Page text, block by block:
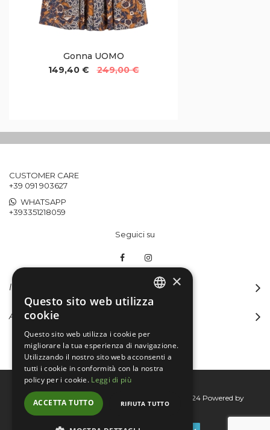
Gonna UOMO
149,40 €
249,00 €
CUSTOMER CARE
+39 091 903627
WHATSAPP
+393351218059
Seguici su
INFORMAZIONI
ACCOUNT
Bertini group srl © 2015-2026 - P.I. 06076830824 Powered by
Connecta
×
Questo sito web utilizza
cookie
Questo sito web utilizza i cookie per
migliorare la tua esperienza di navigazione.
Utilizzando il nostro sito web acconsenti a
tutti i cookie in conformità con la nostra
policy per i cookie. Leggi di più
ACCETTA TUTTO RIFIUTA TUTTO